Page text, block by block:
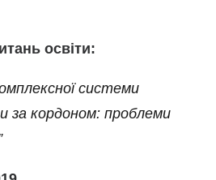
освіти:
системи
за кордоном: проблеми